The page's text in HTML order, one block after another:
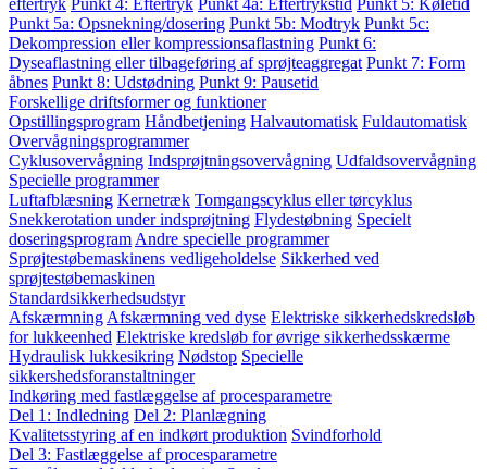
eftertryk Punkt 4: Eftertryk Punkt 4a: Eftertrykstid Punkt 5: Køletid
Punkt 5a: Opsnekning/dosering Punkt 5b: Modtryk Punkt 5c:
Dekompression eller kompressionsaflastning Punkt 6:
Dyseaflastning eller tilbageføring af sprøjteaggregat Punkt 7: Form
åbnes Punkt 8: Udstødning Punkt 9: Pausetid
Forskellige driftsformer og funktioner
Opstillingsprogram Håndbetjening Halvautomatisk Fuldautomatisk
Overvågningsprogrammer
Cyklusovervågning Indsprøjtningsovervågning Udfaldsovervågning
Specielle programmer
Luftafblæsning Kernetræk Tomgangscyklus eller tørcyklus
Snekkerotation under indsprøjtning Flydestøbning Specielt
doseringsprogram Andre specielle programmer
Sprøjtestøbemaskinens vedligeholdelse Sikkerhed ved
sprøjtestøbemaskinen
Standardsikkerhedsudstyr
Afskærmning Afskærmning ved dyse Elektriske sikkerhedskredsløb
for lukkeenhed Elektriske kredsløb for øvrige sikkerhedsskærme
Hydraulisk lukkesikring Nødstop Specielle
sikkershedsforanstaltninger
Indkøring med fastlæggelse af procesparametre
Del 1: Indledning Del 2: Planlægning
Kvalitetsstyring af en indkørt produktion Svindforhold
Del 3: Fastlæggelse af procesparametre